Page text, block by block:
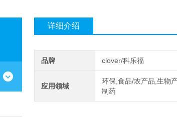
详细介绍
品牌 clover/科乐福
应用领域
环保,食品/农产品,生物
制药